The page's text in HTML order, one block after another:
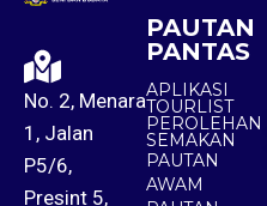
No. 2, Menara
1, Jalan
P5/6,
Presint 5,
PAUTAN
PANTAS
APLIKASI
TOURLIST
PEROLEHAN
SEMAKAN
PAUTAN
AWAM